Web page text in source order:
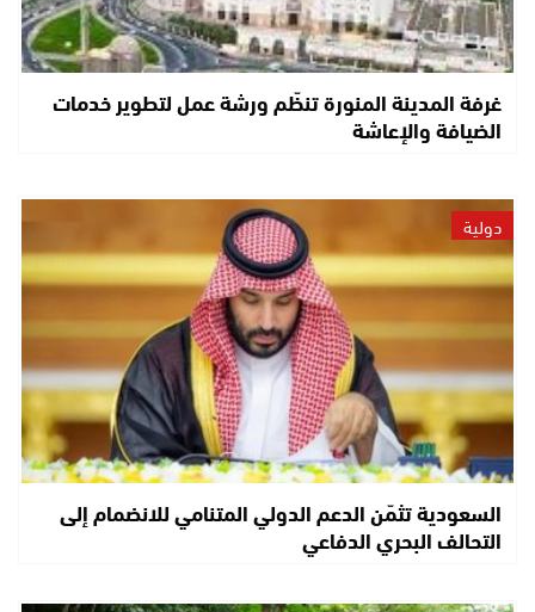
غرفة المدينة المنورة تنظّم ورشة عمل لتطوير خدمات
الضيافة والإعاشة
دولية
السعودية تثمّن الدعم الدولي المتنامي للانضمام إلى
التحالف البحري الدفاعي